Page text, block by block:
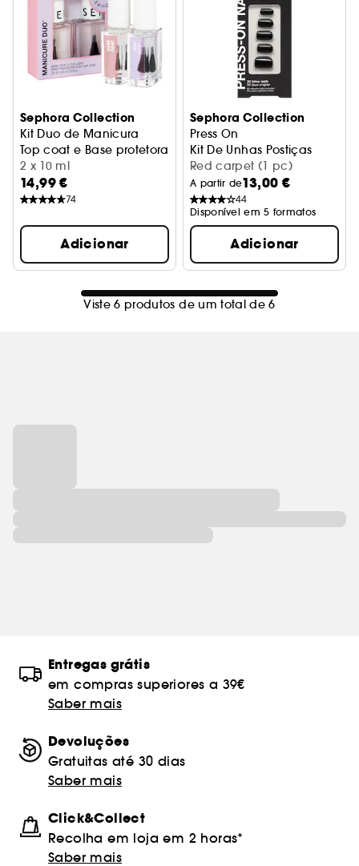
Sephora Collection
Kit Duo de Manicura
Top coat e Base protetora
2 x 10 ml
14,99 €
74
Adicionar
Sephora Collection
Press On
Kit De Unhas Postiças
Red carpet (1 pc)
A partir de13,00 €
44
Disponível em 5 formatos
Adicionar
Viste 6 produtos de um total de 6
Entregas grátis
em compras superiores a 39€
Saber mais
Devoluções
Gratuitas até 30 dias
Saber mais
Click&Collect
Recolha em loja em 2 horas*
Saber mais